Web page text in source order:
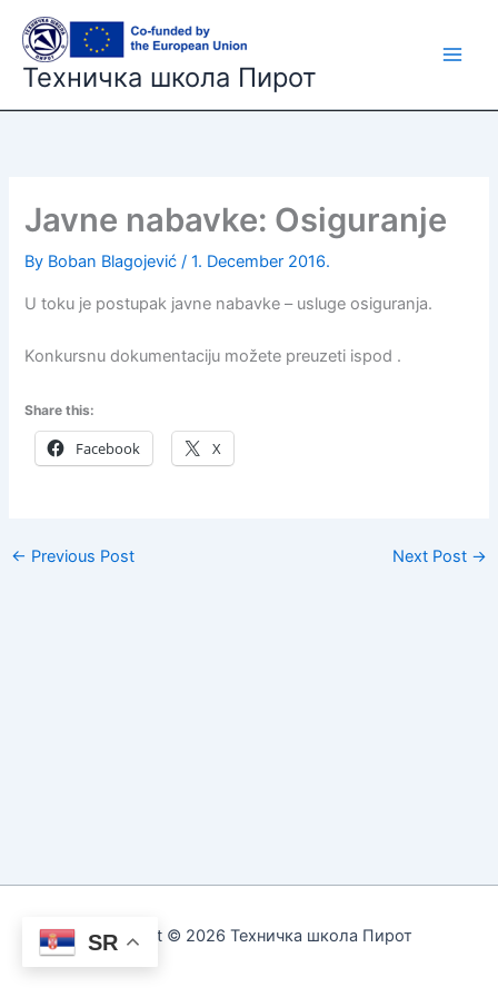
content
Техничка школа Пирот
Javne nabavke: Osiguranje
By Boban Blagojević/1. December 2016.
U toku je postupak javne nabavke – usluge osiguranja.
Konkursnu dokumentaciju možete preuzeti ispod .
Share this:
Facebook X
← Previous Post Next Post →
Copyright © 2026 Техничка школа Пирот
SR